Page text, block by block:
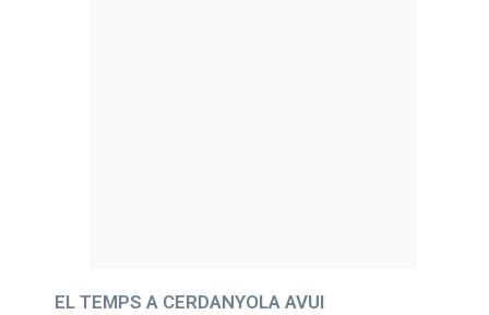
EL TEMPS A CERDANYOLA AVUI